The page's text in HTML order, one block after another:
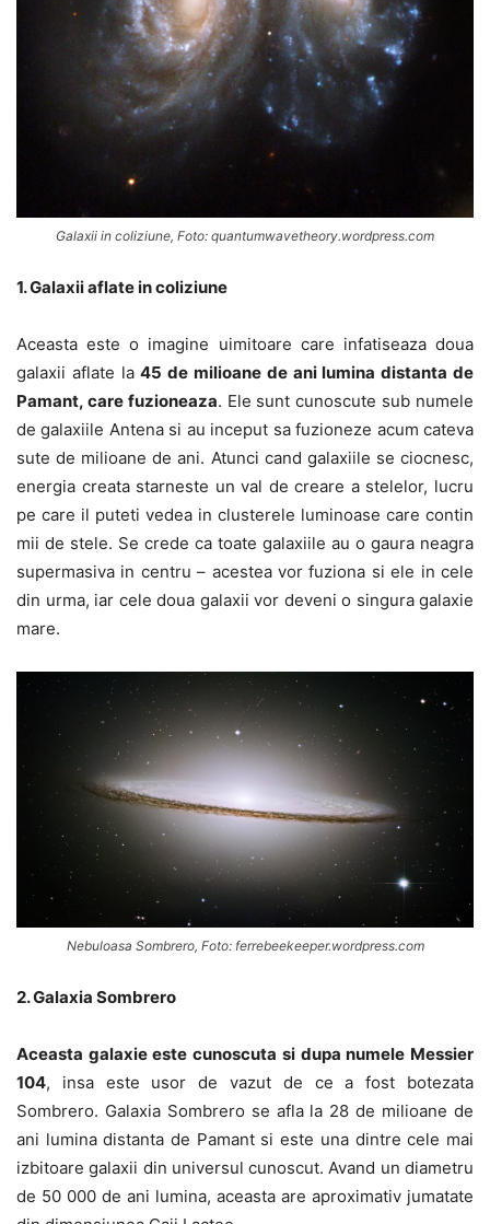
Galaxii in coliziune, Foto: quantumwavetheory.wordpress.com
1. Galaxii aflate in coliziune
Aceasta este o imagine uimitoare care infatiseaza doua
galaxii aflate la45 de milioane de ani lumina distanta de
Pamant, care fuzioneaza. Ele sunt cunoscute sub numele
de galaxiile Antena si au inceput sa fuzioneze acum cateva
sute de milioane de ani. Atunci cand galaxiile se ciocnesc,
energia creata starneste un val de creare a stelelor, lucru
pe care il puteti vedea in clusterele luminoase care contin
mii de stele. Se crede ca toate galaxiile au o gaura neagra
supermasiva in centru – acestea vor fuziona si ele in cele
din urma, iar cele doua galaxii vor deveni o singura galaxie
mare.
Nebuloasa Sombrero, Foto: ferrebeekeeper.wordpress.com
2. Galaxia Sombrero
Aceasta galaxie este cunoscuta si dupa numele Messier
104, insa este usor de vazut de ce a fost botezata
Sombrero. Galaxia Sombrero se afla la 28 de milioane de
ani lumina distanta de Pamant si este una dintre cele mai
izbitoare galaxii din universul cunoscut. Avand un diametru
de 50 000 de ani lumina, aceasta are aproximativ jumatate